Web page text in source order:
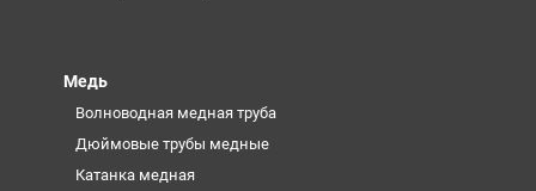
Медь
Волноводная медная труба
Дюймовые трубы медные
Катанка медная